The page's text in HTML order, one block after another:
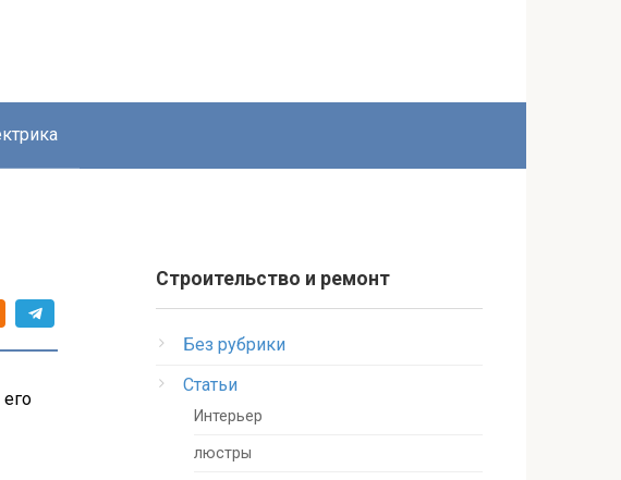
Строительство и ремонт
Без рубрики
Статьи
Интерьер
люстры